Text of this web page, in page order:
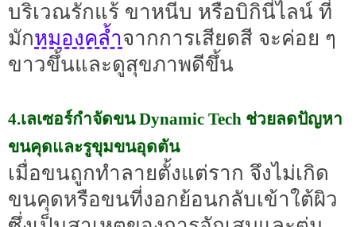
บริเวณรักแร้ ขาหนีบ หรือบิกินี่ไลน์ ที่
มักหมองคล้ำจากการเสียดสี จะค่อย ๆ
ขาวขึ้นและดูสุขภาพดีขึ้น
4.เลเซอร์กำจัดขน Dynamic Tech ช่วยลดปัญหา
ขนคุดและรูขุมขนอุดตัน
เมื่อขนถูกทำลายตั้งแต่ราก จึงไม่เกิด
ขนคุดหรือขนที่งอกย้อนกลับเข้าใต้ผิว